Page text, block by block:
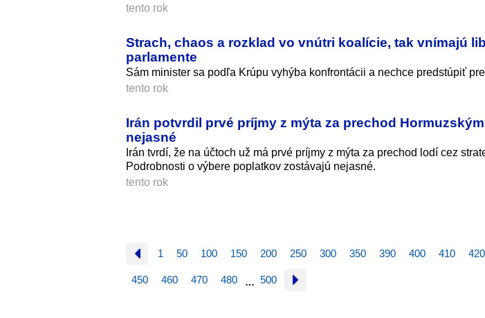
tento rok
Strach, chaos a rozklad vo vnútri koalície, tak vnímajú
parlamente
Sám minister sa podľa Krúpu vyhýba konfrontácii a nechce predstúpiť
tento rok
Irán potvrdil prvé príjmy z mýta za prechod
nejasné
Irán tvrdí, že na účtoch už má prvé príjmy z mýta za prechod lodí cez
Podrobnosti o výbere poplatkov zostávajú nejasné.
tento rok
1 50 100 150 200 250 300 350 390 400 410 420
450 460 470 480 … 500